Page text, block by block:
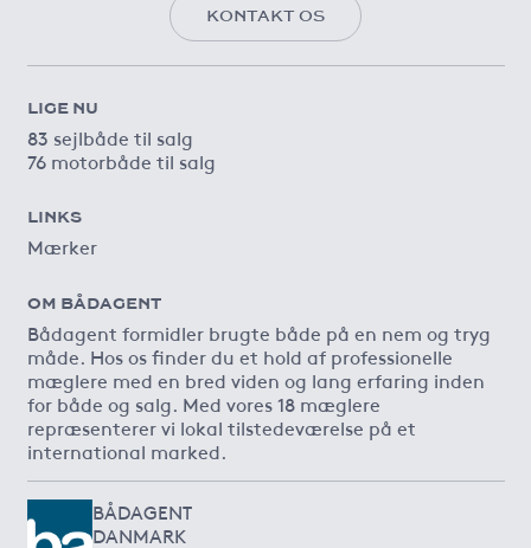
KONTAKT OS
LIGE NU
83 sejlbåde til salg
76 motorbåde til salg
LINKS
Mærker
OM BÅDAGENT
Bådagent formidler brugte både på en nem og tryg
måde. Hos os finder du et hold af professionelle
mæglere med en bred viden og lang erfaring inden
for både og salg. Med vores 18 mæglere
repræsenterer vi lokal tilstedeværelse på et
international marked.
BÅDAGENT
DANMARK